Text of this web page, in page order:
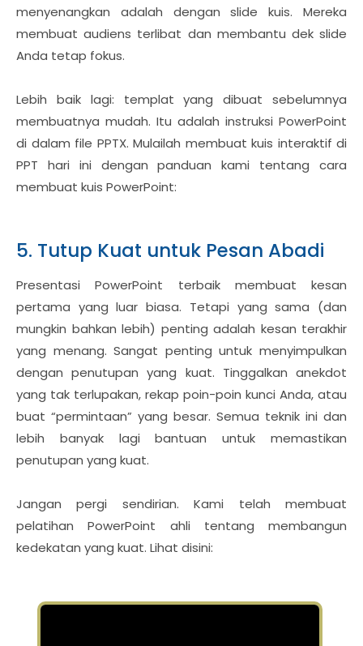
menyenangkan adalah dengan slide kuis. Mereka
membuat audiens terlibat dan membantu dek slide
Anda tetap fokus.
Lebih baik lagi: templat yang dibuat sebelumnya
membuatnya mudah. Itu adalah instruksi PowerPoint
di dalam file PPTX. Mulailah membuat kuis interaktif di
PPT hari ini dengan panduan kami tentang cara
membuat kuis PowerPoint:
5. Tutup Kuat untuk Pesan Abadi
Presentasi PowerPoint terbaik membuat kesan
pertama yang luar biasa. Tetapi yang sama (dan
mungkin bahkan lebih) penting adalah kesan terakhir
yang menang. Sangat penting untuk menyimpulkan
dengan penutupan yang kuat. Tinggalkan anekdot
yang tak terlupakan, rekap poin-poin kunci Anda, atau
buat “permintaan” yang besar. Semua teknik ini dan
lebih banyak lagi bantuan untuk memastikan
penutupan yang kuat.
Jangan pergi sendirian. Kami telah membuat
pelatihan PowerPoint ahli tentang membangun
kedekatan yang kuat. Lihat disini: